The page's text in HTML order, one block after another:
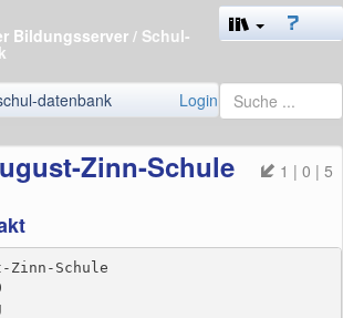
Bildungsserver / Schul-
datenbank Login
Zinn-Schule 1 | 0 | 5
Zinn-Schule